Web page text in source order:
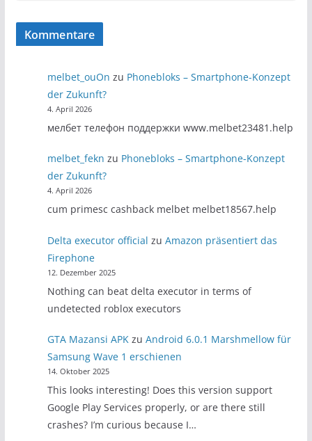
Kommentare
melbet_ouOn zu Phonebloks – Smartphone-Konzept
der Zukunft?
4. April 2026
мелбет телефон поддержки www.melbet23481.help
melbet_fekn zu Phonebloks – Smartphone-Konzept
der Zukunft?
4. April 2026
cum primesc cashback melbet melbet18567.help
Delta executor official zuAmazon präsentiert das
Firephone
12. Dezember 2025
Nothing can beat delta executor in terms of
undetected roblox executors
GTA Mazansi APK zuAndroid 6.0.1 Marshmellow für
Samsung Wave 1 erschienen
14. Oktober 2025
This looks interesting! Does this version support
Google Play Services properly, or are there still
crashes? I’m curious because I…